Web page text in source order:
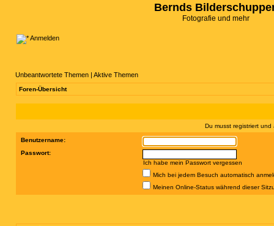
Bernds
Fotografie und mehr
Anmelden
Unbeantwortete Themen | Aktive Themen
Foren-Übersicht
Du musst registriert
Benutzername:
Passwort:
Ich habe mein Passwort vergessen
Mich bei jedem Besuch automatisch
Meinen Online-Status während dieser